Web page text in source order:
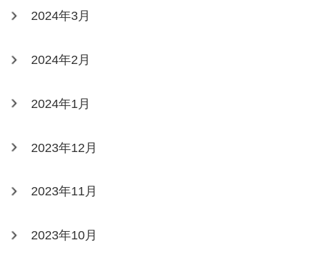
2024年3月
2024年2月
2024年1月
2023年12月
2023年11月
2023年10月